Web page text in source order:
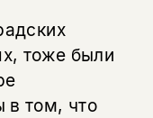
тоже были
в том, что